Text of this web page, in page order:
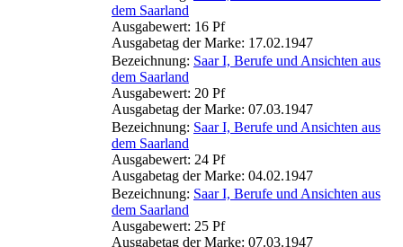
dem Saarland
Ausgabewert: 16 Pf
Ausgabetag der Marke: 17.02.1947
Bezeichnung: Saar I, Berufe und Ansichten aus
dem Saarland
Ausgabewert: 20 Pf
Ausgabetag der Marke: 07.03.1947
Bezeichnung: Saar I, Berufe und Ansichten aus
dem Saarland
Ausgabewert: 24 Pf
Ausgabetag der Marke: 04.02.1947
Bezeichnung: Saar I, Berufe und Ansichten aus
dem Saarland
Ausgabewert: 25 Pf
Ausgabetag der Marke: 07.03.1947